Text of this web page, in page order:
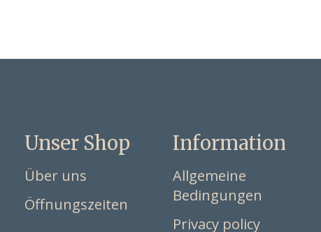
Unser Shop
Über uns
Öffnungszeiten
Information
Allgemeine
Bedingungen
Privacy policy